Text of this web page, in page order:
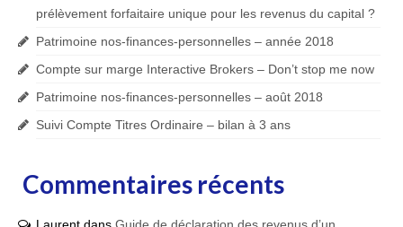
prélèvement forfaitaire unique pour les revenus du capital ?
Patrimoine nos-finances-personnelles – année 2018
Compte sur marge Interactive Brokers – Don’t stop me now
Patrimoine nos-finances-personnelles – août 2018
Suivi Compte Titres Ordinaire – bilan à 3 ans
Commentaires récents
Laurent dans Guide de déclaration des revenus d’un